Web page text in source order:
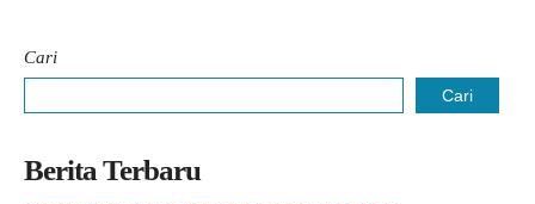
Cari
Cari
Berita Terbaru